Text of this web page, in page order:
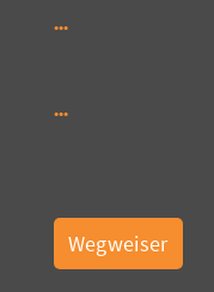
Wegweiser